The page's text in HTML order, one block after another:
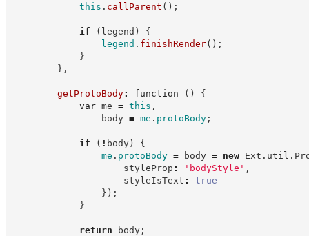
this . callParent ( ) ;
if ( legend )
{
legend . finishRender( ) ;
}
} ,
getProtoBody: function ( )
{
var me = this ,
body = me . protoBody;
if ( ! body)
{
me . protoBody = body = new Ext . util .
styleProp : ' bodyStyle ' ,
styleIsText :
true
} ) ;
}
return body;